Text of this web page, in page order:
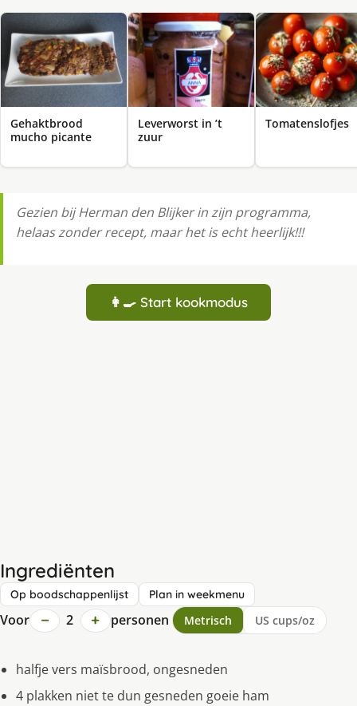
Gehaktbrood
mucho picante
Leverworst in ’t
zuur
Tomatenslofjes
Gezien bij Herman den Blijker in zijn programma,
helaas zonder recept, maar het is echt heerlijk!!!
👩‍🍳 Start kookmodus
Ingrediënten
Op boodschappenlijst Plan in weekmenu
Voor − 2 + personen Metrisch US cups/oz
halfje vers maïsbrood, ongesneden
4 plakken niet te dun gesneden goeie ham